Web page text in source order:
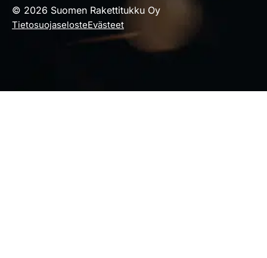
© 2026 Suomen Rakettitukku Oy
TietosuojaselosteEvästeet